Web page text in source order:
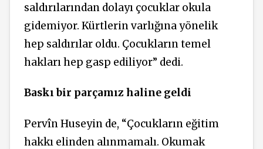
saldırılarından dolayı çocuklar okula
gidemiyor. Kürtlerin varlığına yönelik
hep saldırılar oldu. Çocukların temel
hakları hep gasp ediliyor” dedi.
Baskı bir parçamız haline geldi
Pervîn Huseyin de, “Çocukların eğitim
hakkı elinden alınmamalı. Okumak